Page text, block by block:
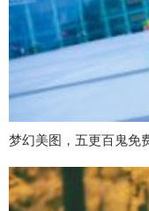
梦幻美图，五更百鬼免